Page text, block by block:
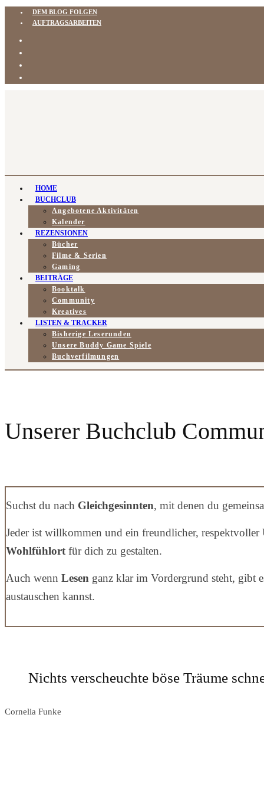
DEM BLOG FOLGEN
AUFTRAGSARBEITEN
HOME
BUCHCLUB
Angebotene Aktivitäten
Kalender
REZENSIONEN
Bücher
Filme & Serien
Gaming
BEITRÄGE
Booktalk
Community
Kreatives
LISTEN & TRACKER
Bisherige Leserunden
Unsere Buddy Game Spiele
Buchverfilmungen
Unserer Buchclub
Suchst du nach Gleichgesinnten, mit denen du
Jeder ist willkommen und ein freundlicher,
Wohlfühlort für dich zu gestalten.
Auch wenn Lesen ganz klar im Vordergrund steht, gibt
austauschen kannst.
Nichts verscheuchte böse Träume
Cornelia Funke